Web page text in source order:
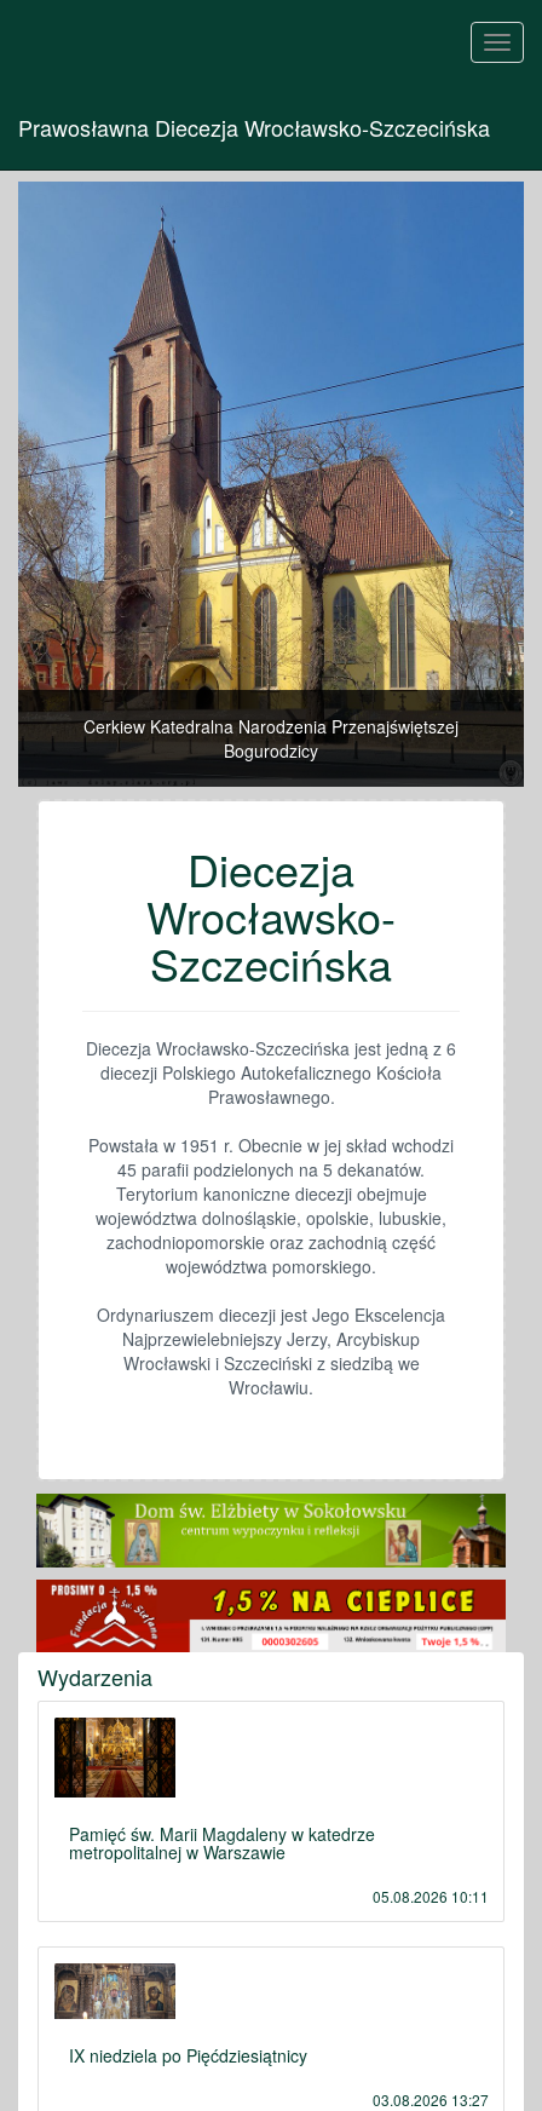
Prawosławna Diecezja Wrocławsko-Szczecińska
Cerkiew Katedralna Narodzenia Przenajświętszej
Bogurodzicy
Diecezja
Wrocławsko-
Szczecińska
Diecezja Wrocławsko-Szczecińska jest jedną z 6
diecezji Polskiego Autokefalicznego Kościoła
Prawosławnego.
Powstała w 1951 r. Obecnie w jej skład wchodzi
45 parafii podzielonych na 5 dekanatów.
Terytorium kanoniczne diecezji obejmuje
województwa dolnośląskie, opolskie, lubuskie,
zachodniopomorskie oraz zachodnią część
województwa pomorskiego.
Ordynariuszem diecezji jest Jego Ekscelencja
Najprzewielebniejszy Jerzy, Arcybiskup
Wrocławski i Szczeciński z siedzibą we
Wrocławiu.
Wydarzenia
Pamięć św. Marii Magdaleny w katedrze
metropolitalnej w Warszawie
05.08.2026 10:11
IX niedziela po Pięćdziesiątnicy
03.08.2026 13:27